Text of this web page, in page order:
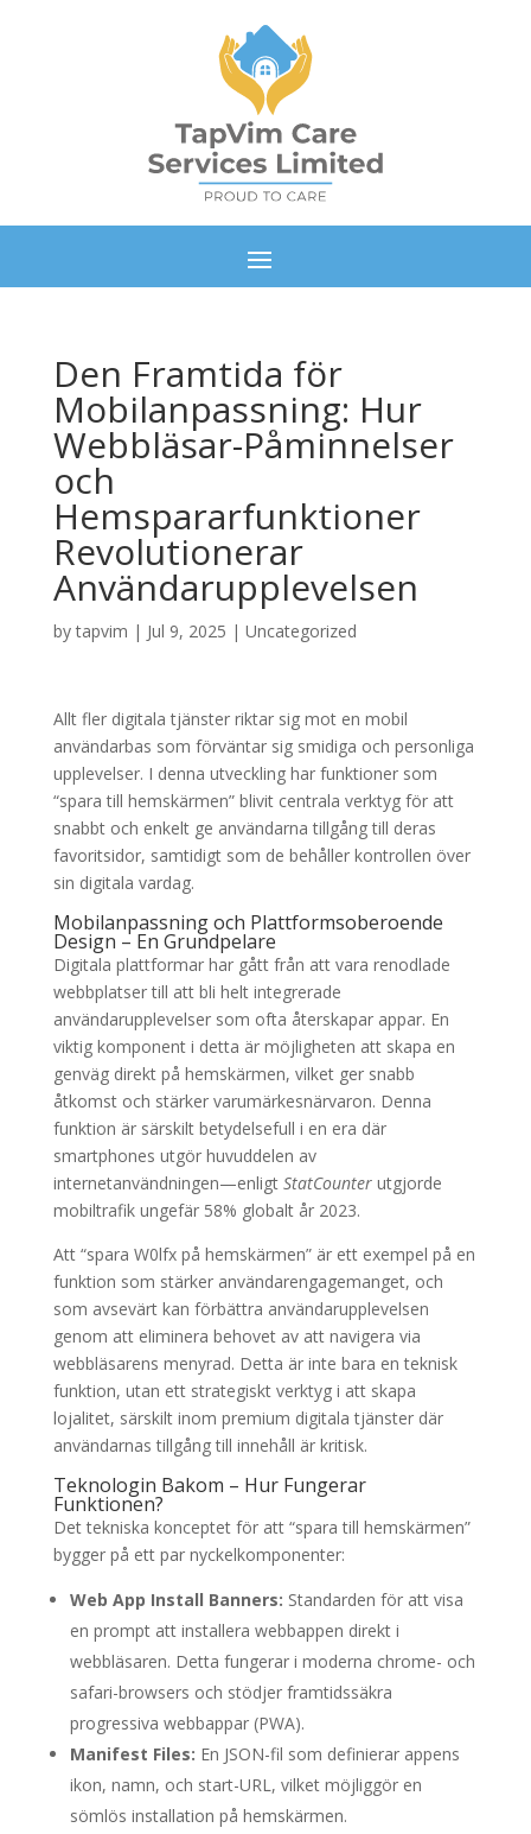
Den Framtida för
Mobilanpassning: Hur
Webbläsar-Påminnelser
och
Hemspararfunktioner
Revolutionerar
Användarupplevelsen
bytapvim | Jul 9, 2025 | Uncategorized
Allt fler digitala tjänster riktar sig mot en mobil
användarbas som förväntar sig smidiga och personliga
upplevelser. I denna utveckling har funktioner som
“spara till hemskärmen” blivit centrala verktyg för att
snabbt och enkelt ge användarna tillgång till deras
favoritsidor, samtidigt som de behåller kontrollen över
sin digitala vardag.
Mobilanpassning och Plattformsoberoende
Design – En Grundpelare
Digitala plattformar har gått från att vara renodlade
webbplatser till att bli helt integrerade
användarupplevelser som ofta återskapar appar. En
viktig komponent i detta är möjligheten att skapa en
genväg direkt på hemskärmen, vilket ger snabb
åtkomst och stärker varumärkesnärvaron. Denna
funktion är särskilt betydelsefull i en era där
smartphones utgör huvuddelen av
internetanvändningen—enligt StatCounterutgjorde
mobiltrafik ungefär 58% globalt år 2023.
Att “spara W0lfx på hemskärmen” är ett exempel på en
funktion som stärker användarengagemanget, och
som avsevärt kan förbättra användarupplevelsen
genom att eliminera behovet av att navigera via
webbläsarens menyrad. Detta är inte bara en teknisk
funktion, utan ett strategiskt verktyg i att skapa
lojalitet, särskilt inom premium digitala tjänster där
användarnas tillgång till innehåll är kritisk.
Teknologin Bakom – Hur Fungerar
Funktionen?
Det tekniska konceptet för att “spara till hemskärmen”
bygger på ett par nyckelkomponenter:
Web App Install Banners: Standarden för att visa
en prompt att installera webbappen direkt i
webbläsaren. Detta fungerar i moderna chrome- och
safari-browsers och stödjer framtidssäkra
progressiva webbappar (PWA).
Manifest Files: En JSON-fil som definierar appens
ikon, namn, och start-URL, vilket möjliggör en
sömlös installation på hemskärmen.